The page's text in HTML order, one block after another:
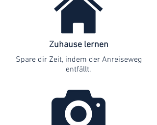
Zuhause lernen
Spare dir Zeit, indem der Anreiseweg
entfällt.